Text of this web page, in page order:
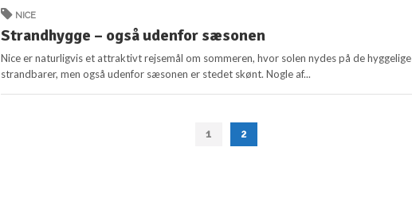
NICE
Strandhygge – også udenfor sæsonen
Nice er naturligvis et attraktivt rejsemål om sommeren, hvor solen nydes på de hyggelige
strandbarer, men også udenfor sæsonen er stedet skønt. Nogle af...
1 2